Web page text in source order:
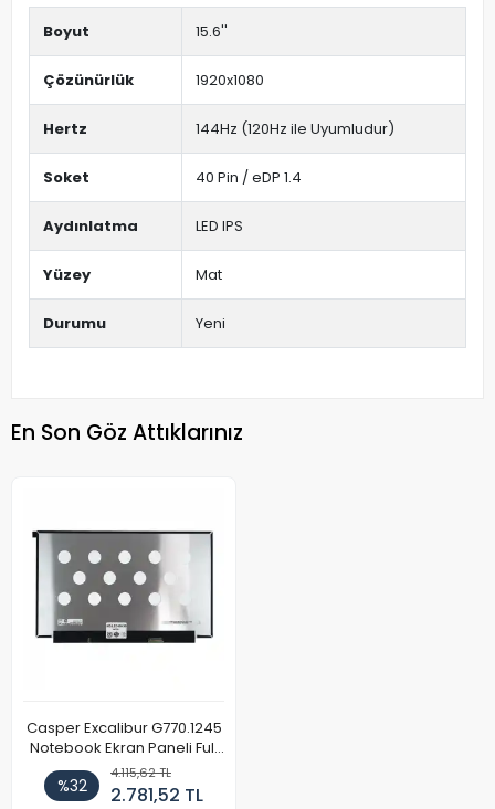
Boyut 15.6''
Çözünürlük 1920x1080
Hertz 144Hz (120Hz ile Uyumludur)
Soket 40 Pin / eDP 1.4
Aydınlatma LED IPS
Yüzey Mat
Durumu Yeni
En Son Göz Attıklarınız
Casper Excalibur G770.1245
Notebook Ekran Paneli Full
HD 144Hz
%32
4.115,62 TL
2.781,52 TL